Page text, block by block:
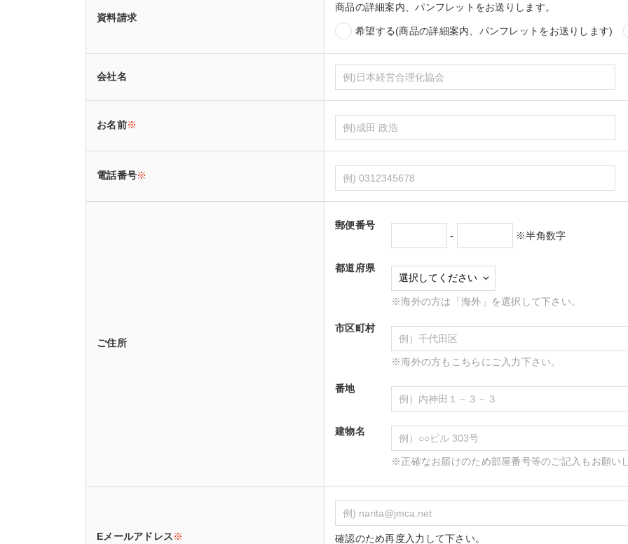
資料請求
商品の詳細案内、パンフレットをお送りします。
希望する(商品の詳細案内、パンフレットをお送りします)
会社名
お名前※
電話番号※
ご住所
郵便番号
-
※半角数字
都道府県
※海外の方は「海外」を選択して下さい。
市区町村
※海外の方もこちらにご入力下さい。
番地
建物名
※正確なお届けのため部屋番号等のご記入もお願い
Eメールアドレス※ 確認のため再度入力して下さい。